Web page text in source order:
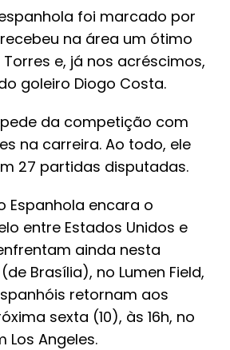
foi marcado por
recebeu na área um ótimo
e, já nos acréscimos,
goleiro Diogo Costa.
da competição com
na carreira. Ao todo, ele
27 partidas disputadas.
Espanhola encara o
entre Estados Unidos e
ainda nesta
Brasília), no Lumen Field,
retornam aos
sexta (10), às 16h, no
Los Angeles.